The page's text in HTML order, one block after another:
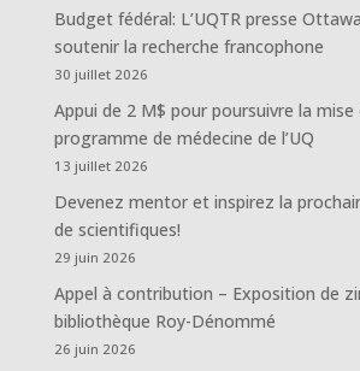
Budget fédéral: L’UQTR presse
soutenir la recherche francophone
30 juillet 2026
Appui de 2 M$ pour poursuivre la
programme de médecine de l’UQ
13 juillet 2026
Devenez mentor et inspirez la
de scientifiques!
29 juin 2026
Appel à contribution – Exposition de
bibliothèque Roy-Dénommé
26 juin 2026